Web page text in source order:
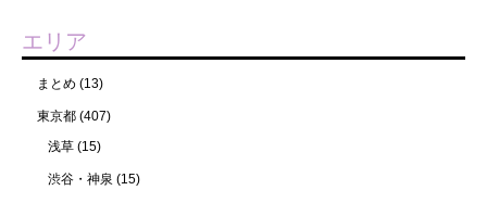
エリア
まとめ (13)
東京都 (407)
浅草 (15)
渋谷・神泉 (15)